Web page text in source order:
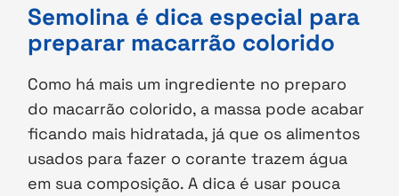
Semolina é dica especial para
preparar macarrão colorido
Como há mais um ingrediente no preparo
do macarrão colorido, a massa pode acabar
ficando mais hidratada, já que os alimentos
usados para fazer o corante trazem água
em sua composição. A dica é usar pouca